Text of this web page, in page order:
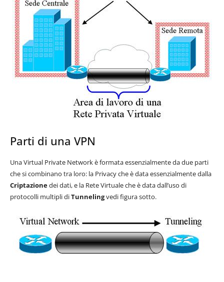
Parti di una VPN
Una Virtual Private Network è formata essenzialmente da due parti
che si combinano tra loro: la Privacy che è data essenzialmente dalla
Criptazionedei dati, e la Rete Virtuale che è data dall’uso di
protocolli multipli diTunnelingvedi figura sotto.